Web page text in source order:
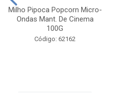
Milho Pipoca Popcorn Micro-
Ondas Mant. De Cinema
100G
Código: 62162